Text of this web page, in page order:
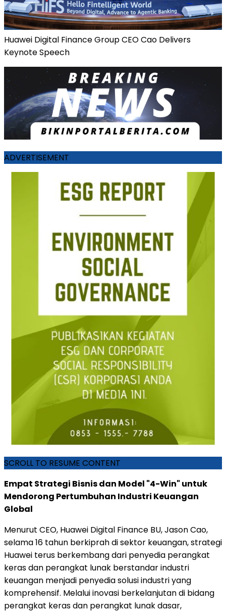
Huawei Digital Finance Group CEO Cao Delivers
Keynote Speech
ADVERTISEMENT
SCROLL TO RESUME CONTENT
Empat Strategi Bisnis dan Model "4-Win" untuk
Mendorong Pertumbuhan Industri Keuangan
Global
Menurut CEO, Huawei Digital Finance BU, Jason Cao,
selama 16 tahun berkiprah di sektor keuangan, strategi
Huawei terus berkembang dari penyedia perangkat
keras dan perangkat lunak berstandar industri
keuangan menjadi penyedia solusi industri yang
komprehensif. Melalui inovasi berkelanjutan di bidang
perangkat keras dan perangkat lunak dasar,